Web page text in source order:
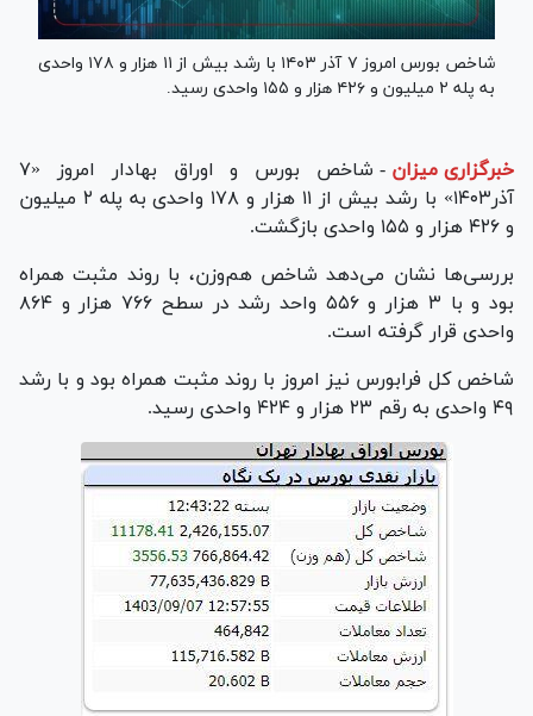
شاخص بورس امروز ۷ آذر ۱۴۰۳ با رشد بیش از ۱۱ هزار و ۱۷۸ واحدی
به پله ۲ میلیون و ۴۲۶ هزار و ۱۵۵ واحدی رسید.
خبرگزاری میزان -
شاخص بورس و اوراق بهادار امروز «۷
آذر۱۴۰۳» با رشد بیش از ۱۱ هزار و ۱۷۸ واحدی به پله ۲ میلیون
و ۴۲۶ هزار و ۱۵۵ واحدی بازگشت.
بررسی‌ها نشان می‌دهد شاخص هم‌وزن، با روند مثبت همراه
بود و با ۳ هزار و ۵۵۶ واحد رشد در سطح ۷۶۶ هزار و ۸۶۴
واحدی قرار گرفته است.
شاخص کل فرابورس نیز امروز با روند مثبت همراه بود و با رشد
۴۹ واحدی به رقم ۲۳ هزار و ۴۲۴ واحدی رسید.